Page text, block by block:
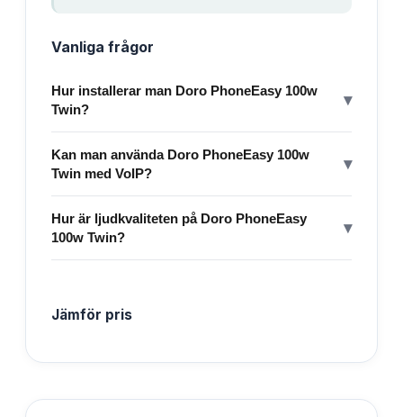
Vanliga frågor
Hur installerar man Doro PhoneEasy 100w
Twin?
▾
Kan man använda Doro PhoneEasy 100w
Twin med VoIP?
▾
Hur är ljudkvaliteten på Doro PhoneEasy
100w Twin?
▾
Jämför pris